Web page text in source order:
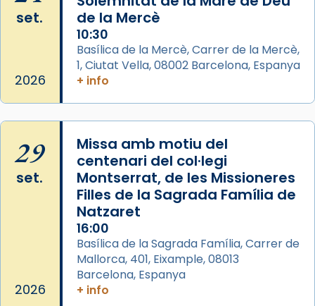
frare Joan Gaspar Roig, afirma en una obra
que les santes són filles de l’antiga Iluro.
Mataró en reivindicarà les relíquies fins que
les aconseguirà el 1772. L’ofici que es canta
a la “Missa de les Santes” (“Missa de
pontifici, amb orquestra i cor, i té una
duració aproximada de tres hores. Després,
processó (recuperada el 1972) al voltant
del temple amb les relíquies de les santes.
Des de 1985 hi participa també un grup de
diablesses amb música i ball propis. Festa
gran a Mataró.
«Si vols saber què és calor, ves per les
Santes a Mataró»🥵.
set.
2026
de la Mercè
10:30
Basílica de la Mercè, Carrer de la Mercè,
1, Ciutat Vella, 08002 Barcelona, Espanya
+ info
29
set.
2026
Missa amb motiu del
centenari del col·legi
Montserrat, de les Missioneres
Filles de la Sagrada Família de
Natzaret
16:00
Basílica de la Sagrada Família, Carrer de
Mallorca, 401, Eixample, 08013
Barcelona, Espanya
+ info